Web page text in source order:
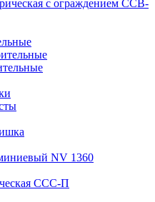
с ограждением ССВ-
NV 1360
ССС-П